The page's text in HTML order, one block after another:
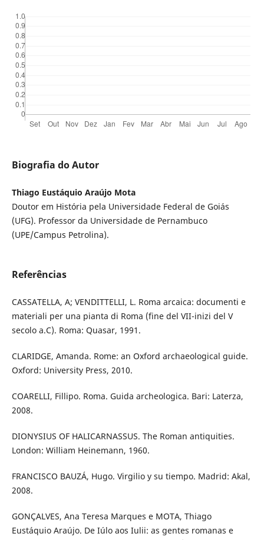
Biografia do Autor
Thiago Eustáquio Araújo Mota
Doutor em História pela Universidade Federal de Goiás
(UFG). Professor da Universidade de Pernambuco
(UPE/Campus Petrolina).
Referências
CASSATELLA, A; VENDITTELLI, L. Roma arcaica: documenti e
materiali per una pianta di Roma (fine del VII-inizi del V
secolo a.C). Roma: Quasar, 1991.
CLARIDGE, Amanda. Rome: an Oxford archaeological guide.
Oxford: University Press, 2010.
COARELLI, Fillipo. Roma. Guida archeologica. Bari: Laterza,
2008.
DIONYSIUS OF HALICARNASSUS. The Roman antiquities.
London: William Heinemann, 1960.
FRANCISCO BAUZÁ, Hugo. Virgilio y su tiempo. Madrid: Akal,
2008.
GONÇALVES, Ana Teresa Marques e MOTA, Thiago
Eustáquio Araújo. De Iúlo aos Iulii: as gentes romanas e